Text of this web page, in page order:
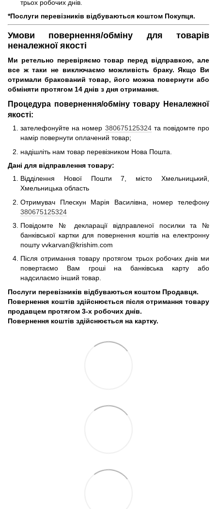
трьох робочих днів.
*Послуги перевізників відбуваються коштом Покупця.
Умови повернення/обміну для товарів
неналежної якості
Ми ретельно перевіряємо товар перед відправкою, але
все ж таки не виключаємо можливість браку. Якщо Ви
отримали бракований товар, його можна повернути або
обміняти протягом 14 днів з дня отримання.
Процедура повернення/обміну товару Неналежної
якості:
зателефонуйте на номер 380675125324та повідомте про
намір повернути оплачений товар;
надішліть нам товар перевізником Нова Пошта.
Дані для відправлення товару:
Відділення Нової Пошти 7, місто Хмельницький,
Хмельницька область
Отримувач Плескун Марія Василівна, номер телефону
380675125324
Повідомте № декларації відправленої посилки та №
банківської картки для повернення коштів на електронну
пошту vvkarvan@krishim.com
Після отримання товару протягом трьох робочих днів ми
повертаємо Вам гроші на банківська карту або
надсилаємо інший товар.
Послуги перевізників відбуваються коштом Продавця.
Повернення коштів здійснюється після отримання товару
продавцем протягом 3-х робочих днів.
Повернення коштів здійснюється на картку.